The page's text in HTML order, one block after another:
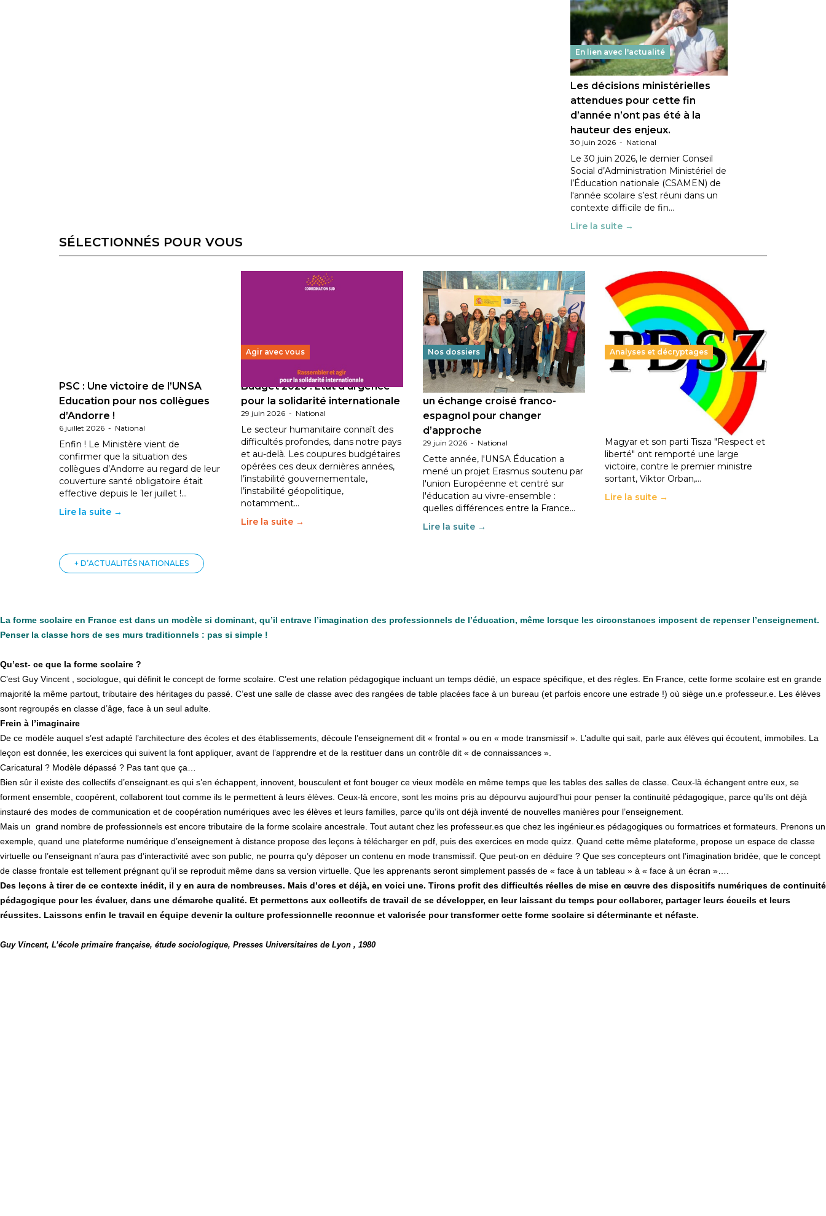
En lien avec l'actualité
Les décisions ministérielles
attendues pour cette fin
d’année n’ont pas été à la
hauteur des enjeux.
30 juin 2026 - National
Le 30 juin 2026, le dernier Conseil
Social d’Administration Ministériel de
l’Éducation nationale (CSAMEN) de
l'année scolaire s’est réuni dans un
contexte difficile de fin…
Lire la suite →
SÉLECTIONNÉS POUR VOUS
PSC : Une victoire de l’UNSA
Education pour nos collègues
d’Andorre !
6 juillet 2026 - National
Enfin ! Le Ministère vient de
confirmer que la situation des
collègues d’Andorre au regard de leur
couverture santé obligatoire était
effective depuis le 1er juillet !…
Lire la suite →
Agir avec vous
Budget 2026 : État d’urgence
pour la solidarité internationale
29 juin 2026 - National
Le secteur humanitaire connaît des
difficultés profondes, dans notre pays
et au-delà. Les coupures budgétaires
opérées ces deux dernières années,
l’instabilité gouvernementale,
l’instabilité géopolitique,
notamment…
Lire la suite →
Nos dossiers
Éducation au vivre-ensemble :
un échange croisé franco-
espagnol pour changer
d’approche
29 juin 2026 - National
Cette année, l'UNSA Éducation a
mené un projet Erasmus soutenu par
l'union Européenne et centré sur
l'éducation au vivre-ensemble :
quelles différences entre la France…
Lire la suite →
Analyses et décryptages
Hongrie : du changement pour
les politiques éducatives, aussi !
En Hongrie, le conservateur Peter
Magyar et son parti Tisza "Respect et
liberté" ont remporté une large
victoire, contre le premier ministre
sortant, Viktor Orban,…
Lire la suite →
+ D’ACTUALITÉS NATIONALES
La forme scolaire en France est dans un modèle si dominant, qu’il entrave l’imagination des professionnels de l’éducation, même lorsque les circonstances imposent de repenser l’enseignement.
Penser la classe hors de ses murs traditionnels : pas si simple !
Qu’est- ce que la forme scolaire ?
C’est Guy Vincent , sociologue, qui définit le concept de forme scolaire. C’est une relation pédagogique incluant un temps dédié, un espace spécifique, et des règles. En France, cette forme scolaire est en grande
majorité la même partout, tributaire des héritages du passé. C’est une salle de classe avec des rangées de table placées face à un bureau (et parfois encore une estrade !) où siège un.e professeur.e. Les élèves
sont regroupés en classe d’âge, face à un seul adulte.
Frein à l’imaginaire
De ce modèle auquel s’est adapté l’architecture des écoles et des établissements, découle l’enseignement dit « frontal » ou en « mode transmissif ». L’adulte qui sait, parle aux élèves qui écoutent, immobiles. La
leçon est donnée, les exercices qui suivent la font appliquer, avant de l’apprendre et de la restituer dans un contrôle dit « de connaissances ».
Caricatural ? Modèle dépassé ? Pas tant que ça…
Bien sûr il existe des collectifs d’enseignant.es qui s’en échappent, innovent, bousculent et font bouger ce vieux modèle en même temps que les tables des salles de classe. Ceux-là échangent entre eux, se
forment ensemble, coopérent, collaborent tout comme ils le permettent à leurs élèves. Ceux-là encore, sont les moins pris au dépourvu aujourd’hui pour penser la continuité pédagogique, parce qu’ils ont déjà
instauré des modes de communication et de coopération numériques avec les élèves et leurs familles, parce qu’ils ont déjà inventé de nouvelles manières pour l’enseignement.
Mais un grand nombre de professionnels est encore tributaire de la forme scolaire ancestrale. Tout autant chez les professeur.es que chez les ingénieur.es pédagogiques ou formatrices et formateurs. Prenons un
exemple, quand une plateforme numérique d’enseignement à distance propose des leçons à télécharger en pdf, puis des exercices en mode quizz. Quand cette même plateforme, propose un espace de classe
virtuelle ou l’enseignant n’aura pas d’interactivité avec son public, ne pourra qu’y déposer un contenu en mode transmissif. Que peut-on en déduire ? Que ses concepteurs ont l’imagination bridée, que le concept
de classe frontale est tellement prégnant qu’il se reproduit même dans sa version virtuelle. Que les apprenants seront simplement passés de « face à un tableau » à « face à un écran »….
Des leçons à tirer de ce contexte inédit, il y en aura de nombreuses. Mais d’ores et déjà, en voici une. Tirons profit des difficultés réelles de mise en œuvre des dispositifs numériques de continuité
pédagogique pour les évaluer, dans une démarche qualité. Et permettons aux collectifs de travail de se développer, en leur laissant du temps pour collaborer, partager leurs écueils et leurs
réussites. Laissons enfin le travail en équipe devenir la culture professionnelle reconnue et valorisée pour transformer cette forme scolaire si déterminante et néfaste.
Guy Vincent, L’école primaire française, étude sociologique, Presses Universitaires de Lyon , 1980